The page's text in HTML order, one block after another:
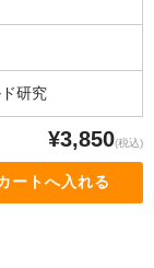
研究
¥3,850(税込)